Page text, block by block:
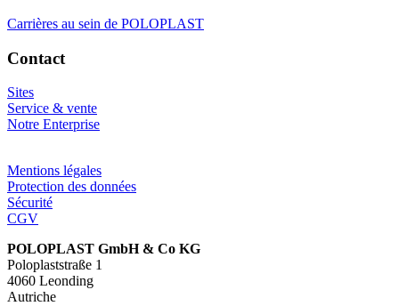
Carrières au sein de POLOPLAST
Contact
Sites
Service & vente
Notre Enterprise
Mentions légales
Protection des données
Sécurité
CGV
POLOPLAST GmbH & Co KG
Poloplaststraße 1
4060 Leonding
Autriche